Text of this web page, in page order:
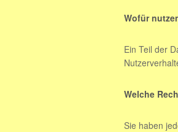
Wofür
Ein Teil der
Welche
Sie haben